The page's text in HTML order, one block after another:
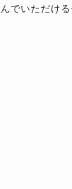
んでいただけ